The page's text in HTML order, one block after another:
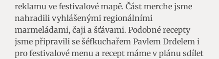
reklamu ve festivalové mapě. Část merche jsme
nahradili vyhlášenými regionálními
marmeládami, čaji a šťávami. Podobné recepty
jsme připravili se šéfkuchařem Pavlem Drdelem i
pro festivalové menu a recept máme v plánu sdílet